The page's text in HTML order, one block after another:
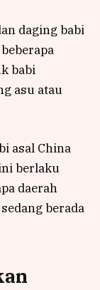
daging babi
babi
asu atau
asal China
berlaku
daerah
berada